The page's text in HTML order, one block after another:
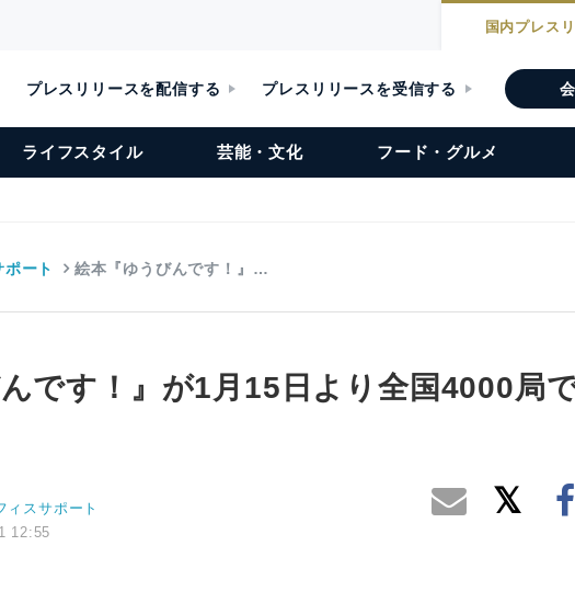
国内プレス
プレスリリースを配信する プレスリリースを受信する
ライフスタイル 芸能・文化 フード・グルメ
ート 絵本『ゆうびんです！』…
です！』が1月15日より全国4000局
ィスサポート
12:55